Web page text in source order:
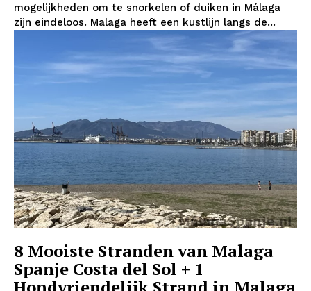
mogelijkheden om te snorkelen of duiken in Málaga
zijn eindeloos. Malaga heeft een kustlijn langs de...
8 Mooiste Stranden van Malaga
Spanje Costa del Sol + 1